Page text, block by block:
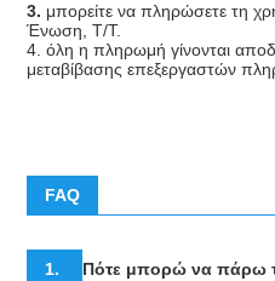
3. μπορείτε να πληρώσετε τη
Ένωση, T/T.
4. όλη η πληρωμή γίνονται
μεταβίβασης επεξεργαστών
FAQ
1.
Πότε μπορώ να πάρω